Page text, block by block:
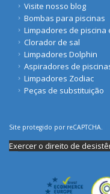
Visite nosso blog
Bombas para piscinas
Limpadores de piscina
Clorador de sal
Limpadores Dolphin
Aspiradores de
Limpadores Zodiac
Peças de substituição
Site protegido por reCAPTCHA.
Exercer o direito de